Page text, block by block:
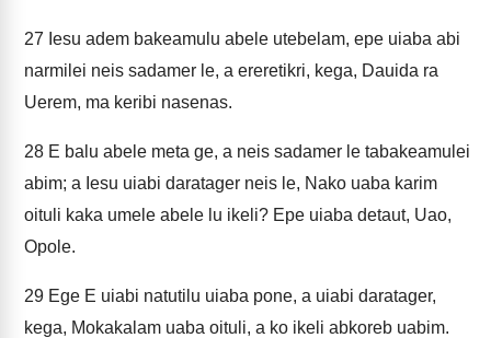
27 Iesu adem bakeamulu abele utebelam, epe uiaba abi
narmilei neis sadamer le, a ereretikri, kega, Dauida ra
Uerem, ma keribi nasenas.
28 E balu abele meta ge, a neis sadamer le tabakeamulei
abim; a Iesu uiabi daratager neis le, Nako uaba karim
oituli kaka umele abele lu ikeli? Epe uiaba detaut, Uao,
Opole.
29 Ege E uiabi natutilu uiaba pone, a uiabi daratager,
kega, Mokakalam uaba oituli, a ko ikeli abkoreb uabim.